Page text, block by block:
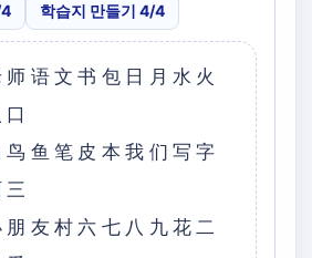
학습지 만들기 4/4
语文书包日月水火
鸟鱼笔皮本我们写字
友村六七八九花二